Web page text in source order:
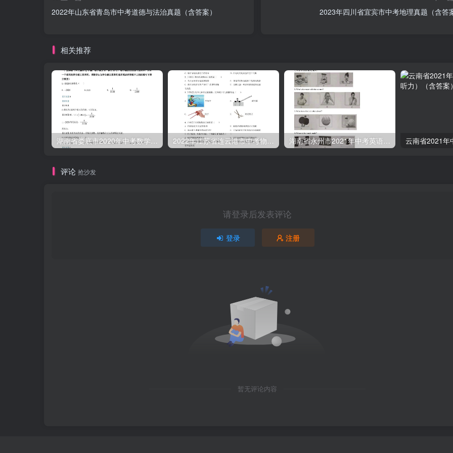
2022年山东省青岛市中考道德与法治真题（含答案）
2023年四川省宜宾市中考地理真题（含答
相关推荐
2022年江苏省连云港市中考物理真题（空白卷） 湖南省永州市2021年中考英语试题（空白卷）
评论 抢沙发
请登录后发表评论
登录 注册
暂无评论内容